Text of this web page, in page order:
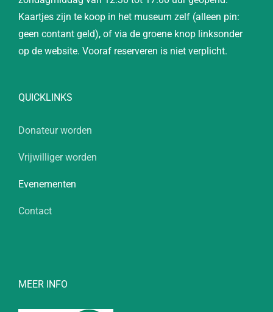
Kaartjes zijn te koop in het museum zelf (alleen pin:
geen contant geld), of via de groene knop linksonder
op de website. Vooraf reserveren is niet verplicht.
QUICKLINKS
Donateur worden
Vrijwilliger worden
Evenementen
Contact
MEER INFO